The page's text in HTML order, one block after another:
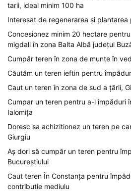
tarii, ideal minim 100 ha
Interesat de regenerarea și plantarea
Concesionez minim 20 hectare
migdali în zona Balta Albă județul
Cumpăr teren în zona de munte în
Căutăm un teren ieftin pentru
Caut un teren în zona de sud a țării,
Cumpar un teren pentru a-l împăduri
Ialomița
Doresc sa achizitionez un teren pe
Giurgiu
Aș dori să cumpăr un teren pentru
Bucureștiului
Caut teren În Constanța pentru
contributie mediulu